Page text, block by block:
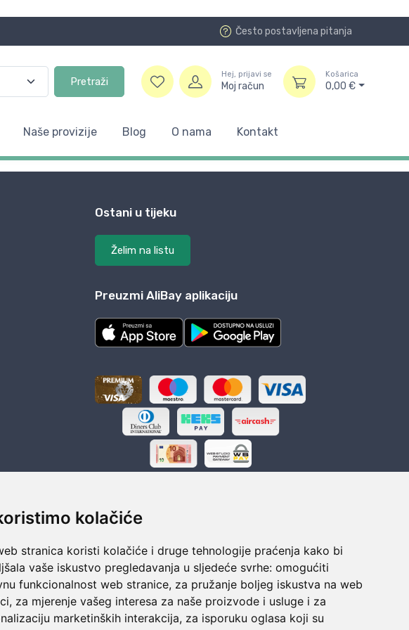
kolačiće
stranica koristi kolačiće i druge tehnologije praćenja kako bi
vaše iskustvo pregledavanja u sljedeće svrhe: omogućiti
funkcionalnost web stranice, za pružanje boljeg iskustva na web
, za mjerenje vašeg interesa za naše proizvode i usluge i za
marketinških interakcija, za isporuku oglasa koji su
Često postavljena pitanja
Pretraži
Hej, prijavi se
Moj račun
Košarica
0,00 €
Naše provizije Blog O nama Kontakt
Ostani u tijeku
Želim na listu
Preuzmi AliBay aplikaciju
odlična podrška
agenti uvijek na raspolaganju
Sigurno obročno plaćanje
Do 24 rata bez kamata